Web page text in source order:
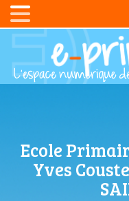
Ecole
Yves